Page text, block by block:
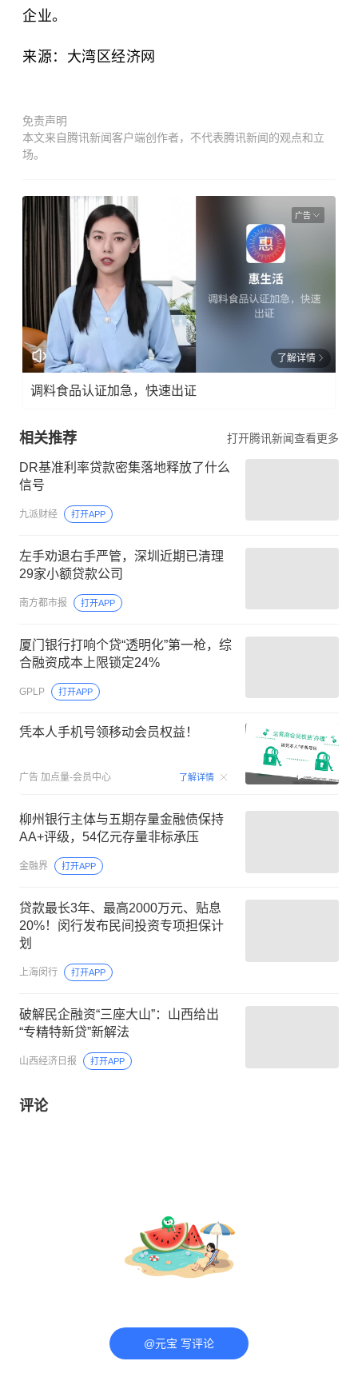
企业。
来源：大湾区经济网
免责声明
本文来自腾讯新闻客户端创作者，不代表腾讯新闻的观点和立
场。
广告
了解详情
调料食品认证加急，快速出证
相关推荐 打开腾讯新闻查看更多
DR基准利率贷款密集落地释放了什么
信号
九派财经 打开APP
左手劝退右手严管，深圳近期已清理
29家小额贷款公司
南方都市报 打开APP
厦门银行打响个贷“透明化”第一枪，综
合融资成本上限锁定24%
GPLP 打开APP
凭本人手机号领移动会员权益！
广告 加点量-会员中心 了解详情 00:15
柳州银行主体与五期存量金融债保持
AA+评级，54亿元存量非标承压
金融界 打开APP
贷款最长3年、最高2000万元、贴息
20%！闵行发布民间投资专项担保计
划
上海闵行 打开APP
破解民企融资“三座大山”：山西给出
“专精特新贷”新解法
山西经济日报 打开APP
评论
@元宝 写评论